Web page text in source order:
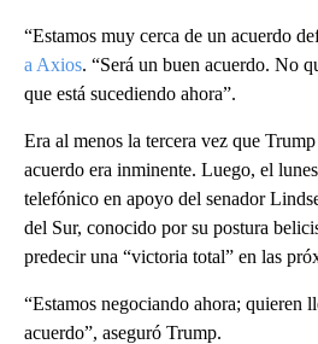
“Estamos muy cerca de un acuerdo
a Axios. “Será un buen acuerdo. No
que está sucediendo ahora”.
Era al menos la tercera vez que
acuerdo era inminente. Luego, el
telefónico en apoyo del senador
del Sur, conocido por su postura
predecir una “victoria total” en las
“Estamos negociando ahora; quieren
acuerdo”, aseguró Trump.